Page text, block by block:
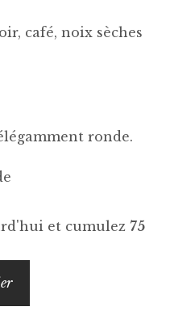
café, noix sèches
ronde.
et cumulez 75